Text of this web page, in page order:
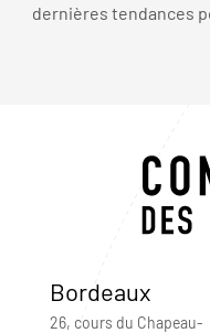
dernières tendances
Bordeaux
26, cours du Chapeau-